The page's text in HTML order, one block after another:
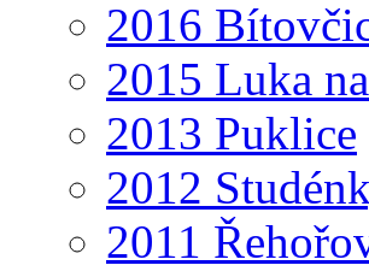
2016
2015 Luka
2013 Puklice
2012
2011